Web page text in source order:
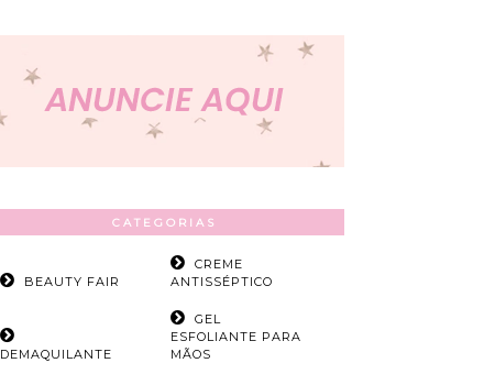
CATEGORIAS
BEAUTY FAIR
CREME
ANTISSÉPTICO
DEMAQUILANTE
GEL
ESFOLIANTE PARA
MÃOS